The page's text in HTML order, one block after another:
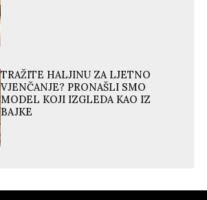
TRAŽITE HALJINU ZA LJETNO
VJENČANJE? PRONAŠLI SMO
MODEL KOJI IZGLEDA KAO IZ
BAJKE